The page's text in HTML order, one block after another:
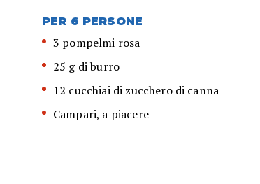
PER 6 PERSONE
3 pompelmi rosa
25 g di burro
12 cucchiai di zucchero di canna
Campari, a piacere